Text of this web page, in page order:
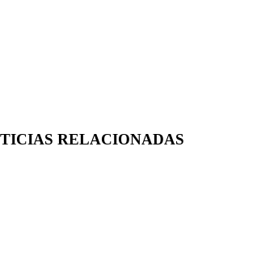
RELACIONADAS